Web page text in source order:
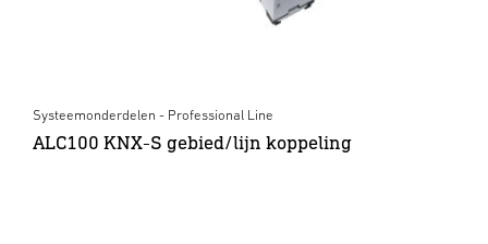
Systeemonderdelen - Professional Line
ALC100 KNX-S gebied/lijn koppeling